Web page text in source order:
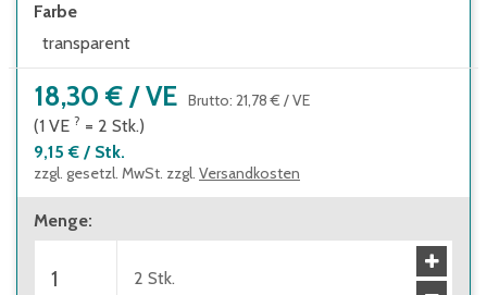
Farbe
transparent
18,30 € /VE Brutto: 21,78 € /VE
(1 VE ? = 2 Stk.)
9,15 € / Stk.
zzgl. gesetzl. MwSt. zzgl. Versandkosten
Menge:
2 Stk.